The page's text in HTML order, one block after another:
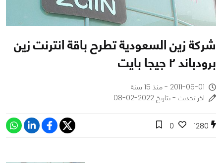
شركة زين السعودية تطرح باقة انترنت زين
برودباند ٢ جيجا بايت
2011-05-01 - منذ 15 سنة
اخر تحديث - بتاريخ 2022-02-08
1280
0